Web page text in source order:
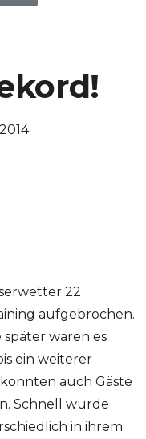
22
aufgebrochen.
waren es
ein weiterer
auch Gäste
Schnell wurde
in ihrem